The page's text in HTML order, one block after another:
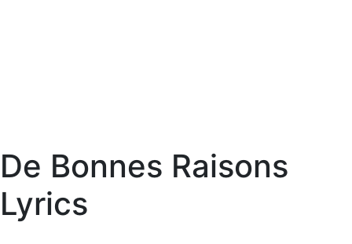
De Bonnes Raisons
Lyrics